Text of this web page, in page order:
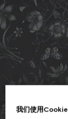
我们使用Cookie